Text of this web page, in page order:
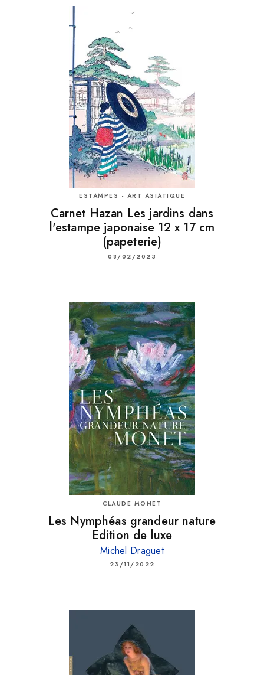
ESTAMPES - ART ASIATIQUE
Carnet Hazan Les jardins dans
l'estampe japonaise 12 x 17 cm
(papeterie)
08/02/2023
CLAUDE MONET
Les Nymphéas grandeur nature
Edition de luxe
Michel Draguet
23/11/2022